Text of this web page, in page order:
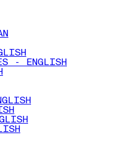
- ENGLISH